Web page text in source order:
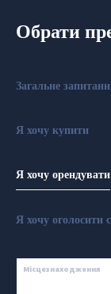
Обрати
Загальне
Я хочу купити
Я хочу орендувати
Я хочу оголосити
Місцезнаходження